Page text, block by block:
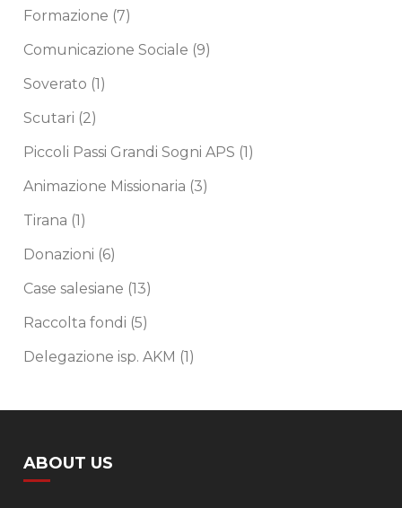
Formazione (7)
Comunicazione Sociale (9)
Soverato (1)
Scutari (2)
Piccoli Passi Grandi Sogni APS (1)
Animazione Missionaria (3)
Tirana (1)
Donazioni (6)
Case salesiane (13)
Raccolta fondi (5)
Delegazione isp. AKM (1)
ABOUT US